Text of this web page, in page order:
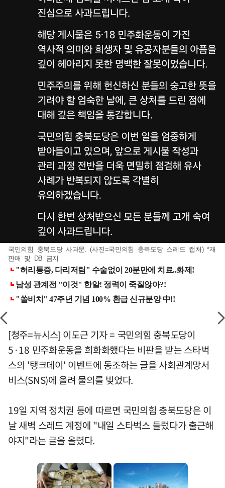
국민의힘 충북도당 사과문. (사진=국민의힘 충북도당 스레드 캡처) *재
판매 및 DB 금지
[청주=뉴시스] 이도근 기자 = 국민의힘 충북도당이
5·18 민주화운동을 희화화했다는 비판을 받는 스타벅
스의 '탱크데이' 이벤트에 동조하는 글을 사회관계망서
비스(SNS)에 올려 물의를 빚었다.
19일 지역 정치권 등에 따르면 국민의힘 충북도당은 이
날 새벽 스레드 계정에 "내일 스타벅스 들렀다가 출근해
야지"라는 글을 올렸다.